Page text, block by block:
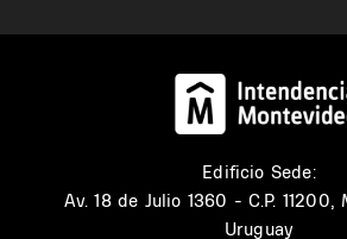
Edificio Sede:
Av. 18 de Julio 1360 - C.P.
Uruguay